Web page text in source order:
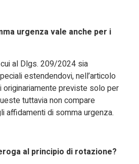
urgenza vale anche per i
al Dlgs. 209/2024 sia
estendendovi, nell’articolo
originariamente previste solo per
tuttavia non compare
affidamenti di somma urgenza.
al principio di rotazione?